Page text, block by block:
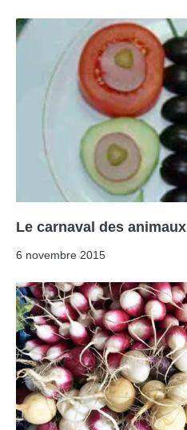
Le carnaval des animaux
6 novembre 2015